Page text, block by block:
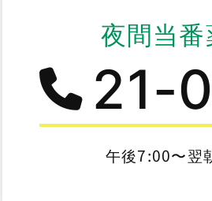
夜間当番
21-
午後7:00〜翌